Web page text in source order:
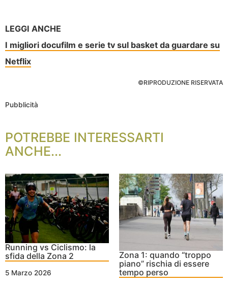
LEGGI ANCHE
I migliori docufilm e serie tv sul basket da guardare su
Netflix
©RIPRODUZIONE RISERVATA
Pubblicità
POTREBBE INTERESSARTI
ANCHE...
Running vs Ciclismo: la
sfida della Zona 2
5 Marzo 2026
Zona 1: quando “troppo
piano” rischia di essere
tempo perso